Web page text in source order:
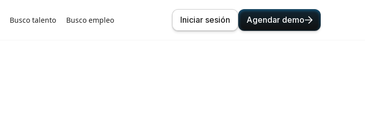
Busco talento Busco empleo Iniciar sesión Agendar demo